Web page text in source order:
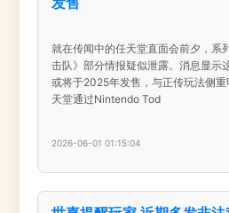
就在传闻中的任天堂直面会前夕，系
击队》部分情报疑似泄露。消息显示
或将于2025年发售，与正传玩法侧
天堂通过Nintendo Tod
2026-06-01 01:15:04